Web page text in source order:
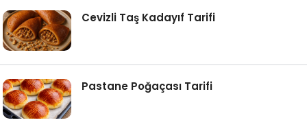
Cevizli Taş Kadayıf Tarifi
Pastane Poğaçası Tarifi